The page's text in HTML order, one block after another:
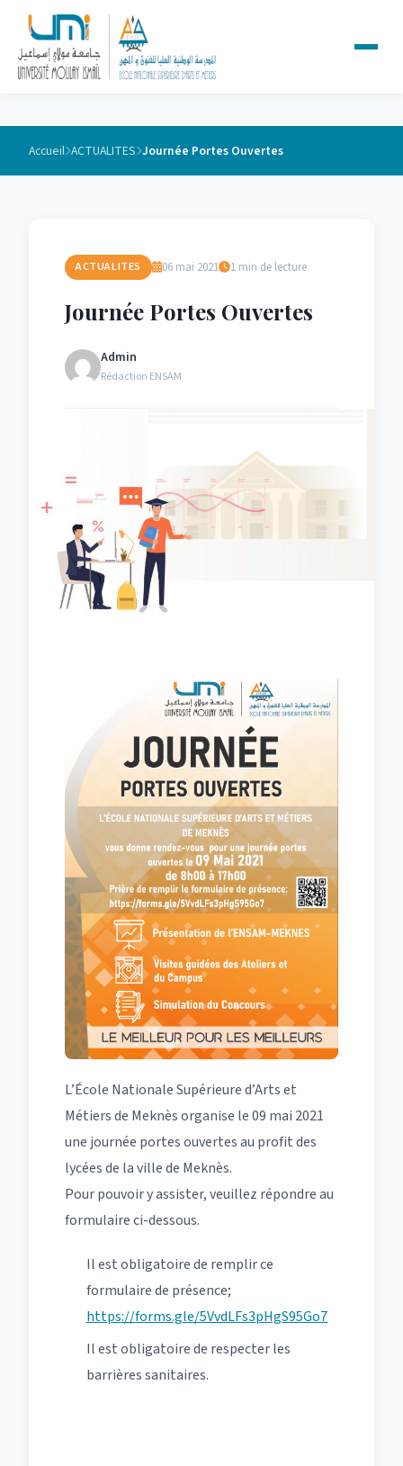
Accueil ACTUALITES Journée Portes Ouvertes
ACTUALITES 06 mai 2021 1 min de lecture
Journée Portes Ouvertes
Admin
Rédaction ENSAM
L’École Nationale Supérieure d’Arts et
Métiers de Meknès organise le 09 mai 2021
une journée portes ouvertes au profit des
lycées de la ville de Meknès.
Pour pouvoir y assister, veuillez répondre au
formulaire ci-dessous.
Il est obligatoire de remplir ce
formulaire de présence;
https://forms.gle/5VvdLFs3pHgS95Go7
Il est obligatoire de respecter les
barrières sanitaires.